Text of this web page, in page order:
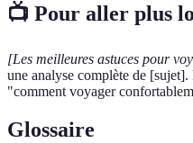
📺 Pour aller plus
[Les meilleures astuces pour
une analyse complète de
"comment voyager
Glossaire